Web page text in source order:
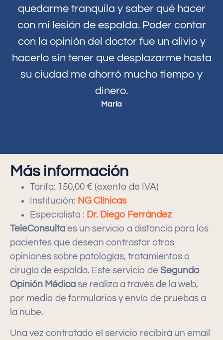
quedarme tranquila y saber qué hacer
con mi lesión de espalda. Poder contar
con la opinión del doctor fue un alivio y
hacerlo sin tener que desplazarme hasta
su ciudad me ahorró mucho tiempo y
dinero.
María
Más información
Tarifa: 150,00 € (exento de IVA)
Institución: NG Clínicas
Especialista : Dr. Diego Ferrández
TeleConsulta es un servicio a distancia para los
pacientes que desean contrastar otras
opiniones sobre patologías, tratamientos o
cirugía de espalda. Este servicio de Segunda
Opinión Médica se realiza a través de la web,
por medio de formularios y envío de pruebas a
la nube.
Una vez contratado el servicio recibirá un email